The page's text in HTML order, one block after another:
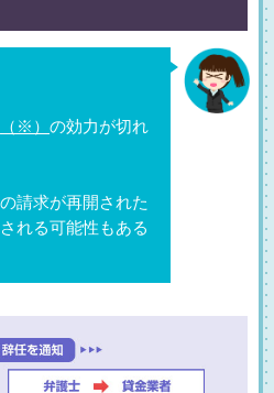
（※） の効力が切れ
請求が再開された
れる可能性もある